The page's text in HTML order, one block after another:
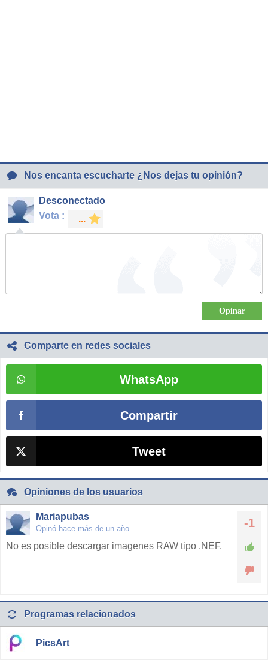
Nos encanta escucharte ¿Nos dejas tu opinión?
Desconectado
Vota :
Comparte en redes sociales
WhatsApp
Compartir
Tweet
Opiniones de los usuarios
Mariapubas
Opinó hace más de un año
No es posible descargar imagenes RAW tipo .NEF.
-1
Programas relacionados
PicsArt